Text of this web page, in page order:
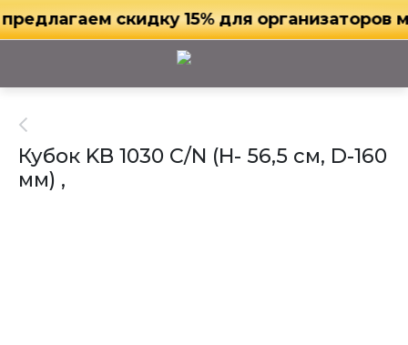
скидку 15% для организаторов
Кубок KB 1030 C/N (H- 56,5 см, D-160
мм) ,